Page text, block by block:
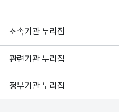
소속기관 누리집
관련기관 누리집
정부기관 누리집